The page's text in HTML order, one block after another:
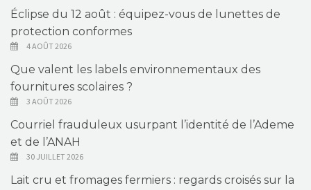
Éclipse du 12 août : équipez-vous de lunettes de
protection conformes
4 AOÛT 2026
Que valent les labels environnementaux des
fournitures scolaires ?
3 AOÛT 2026
Courriel frauduleux usurpant l’identité de l’Ademe
et de l’ANAH
30 JUILLET 2026
Lait cru et fromages fermiers : regards croisés sur la